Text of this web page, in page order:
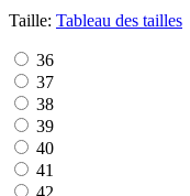
Taille: Tableau des tailles
36
37
38
39
40
41
42